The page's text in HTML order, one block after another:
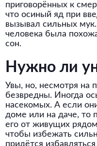
приговорённых к
что осиный яд при
вызывал сильных
человека была
сон.
Нужно ли
Увы, но, несмотря на
безвредны. Иногда
насекомых. А если
доме или на даче, то
его от живущих
чтобы избежать
придётся